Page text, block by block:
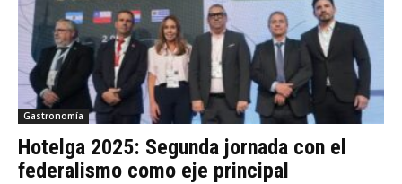
Gastronomía
Hotelga 2025: Segunda jornada con el
federalismo como eje principal